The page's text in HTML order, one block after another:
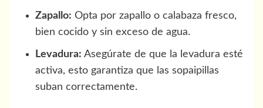
Zapallo: Opta por zapallo o calabaza fresco,
bien cocido y sin exceso de agua.
Levadura: Asegúrate de que la levadura esté
activa, esto garantiza que las sopaipillas
suban correctamente.